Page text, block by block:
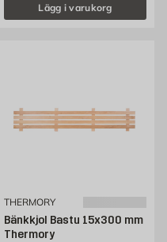
Lägg i varukorg
THERMORY
Bänkkjol Bastu 15x300 mm
Thermory